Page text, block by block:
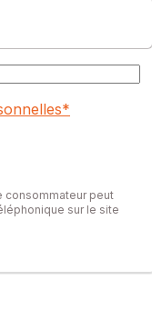
*
consommateur peut
sur le site